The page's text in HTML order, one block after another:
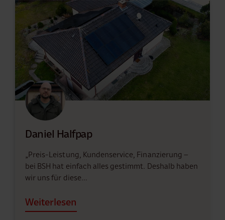
Daniel Halfpap
„Preis-Leistung, Kundenservice, Finanzierung –
bei BSH hat einfach alles gestimmt. Deshalb haben
wir uns für diese…
Weiterlesen